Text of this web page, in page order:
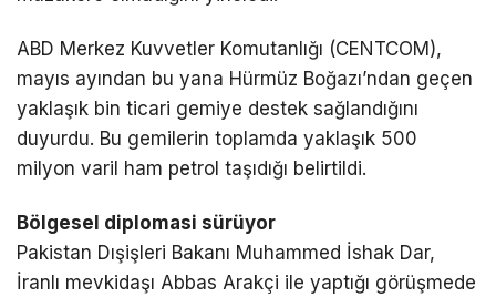
ABD Merkez Kuvvetler Komutanlığı (CENTCOM),
mayıs ayından bu yana Hürmüz Boğazı’ndan geçen
yaklaşık bin ticari gemiye destek sağlandığını
duyurdu. Bu gemilerin toplamda yaklaşık 500
milyon varil ham petrol taşıdığı belirtildi.
Bölgesel diplomasi sürüyor
Pakistan Dışişleri Bakanı Muhammed İshak Dar,
İranlı mevkidaşı Abbas Arakçi ile yaptığı görüşmede